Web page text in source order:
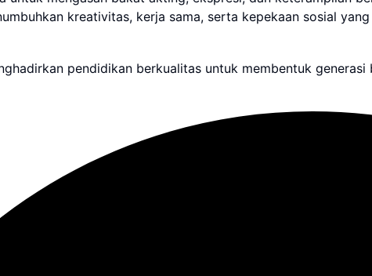
kreativitas, kerja sama, serta kepekaan sosial
pendidikan berkualitas untuk membentuk